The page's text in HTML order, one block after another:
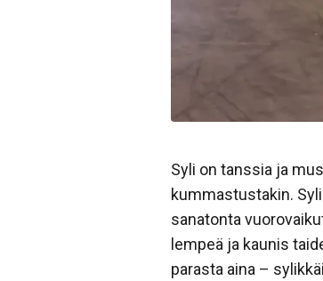
Syli on tanssia ja
kummastustakin.
sanatonta
lempeä ja kaunis
parasta aina –